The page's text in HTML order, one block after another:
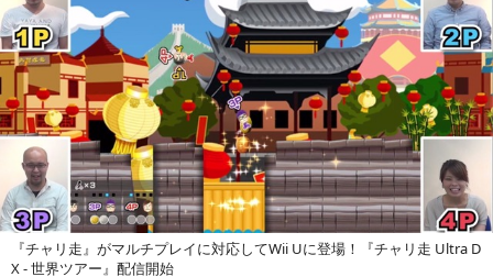
『チャリ走』がマルチプレイに対応してWii Uに登場！『チャリ走 Ultra D
X - 世界ツアー』配信開始